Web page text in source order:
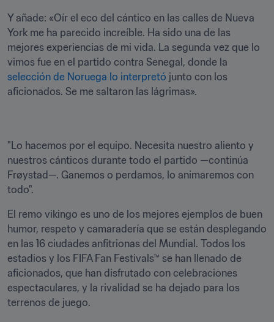
Y añade: «Oír el eco del cántico en las calles de Nueva
York me ha parecido increíble. Ha sido una de las
mejores experiencias de mi vida. La segunda vez que lo
selección de Noruega lo interpretó junto con los
aficionados. Se me saltaron las lágrimas».
"Lo hacemos por el equipo. Necesita nuestro aliento y
nuestros cánticos durante todo el partido —continúa
Frøystad—. Ganemos o perdamos, lo animaremos con
todo".
El remo vikingo es uno de los mejores ejemplos de buen
humor, respeto y camaradería que se están desplegando
en las 16 ciudades anfitrionas del Mundial. Todos los
estadios y los FIFA Fan Festivals™ se han llenado de
aficionados, que han disfrutado con celebraciones
espectaculares, y la rivalidad se ha dejado para los
terrenos de juego.